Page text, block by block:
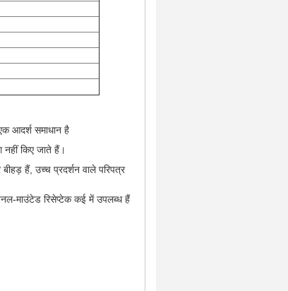
आदर्श समाधान है
नहीं किए जाते हैं।
हैं, उच्च प्रदर्शन वाले परिपत्र
माउंटेड रिसेप्टेक कई में उपलब्ध हैं